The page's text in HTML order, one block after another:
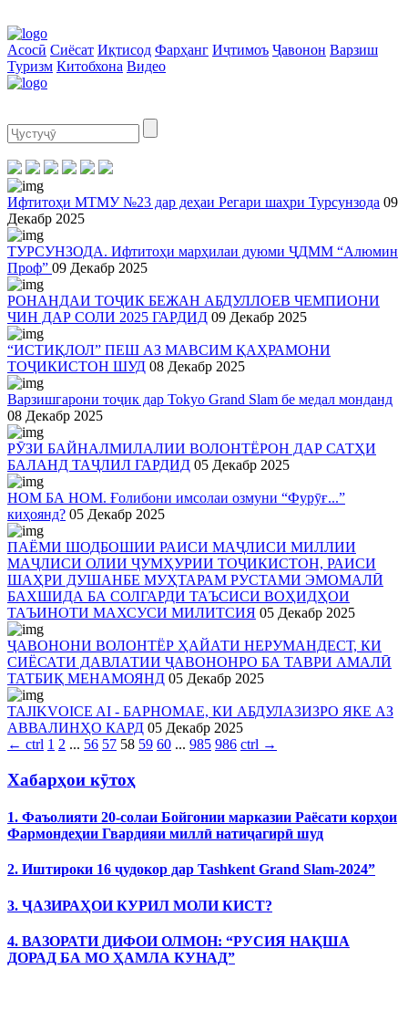
Асосӣ Сиёсат Иқтисод Фарҳанг Иҷтимоъ Ҷавонон Варзиш
Туризм Китобхона Видео
Ифтитоҳи МТМУ №23 дар деҳаи Регари шаҳри Турсунзода 09
Декабр 2025
ТУРСУНЗОДА. Ифтитоҳи марҳилаи дуюми ҶДММ “Алюмин
Проф” 09 Декабр 2025
РОНАНДАИ ТОҶИК БЕЖАН АБДУЛЛОЕВ ЧЕМПИОНИ
ЧИН ДАР СОЛИ 2025 ГАРДИД 09 Декабр 2025
“ИСТИҚЛОЛ” ПЕШ АЗ МАВСИМ ҚАҲРАМОНИ
ТОҶИКИСТОН ШУД 08 Декабр 2025
Варзишгарони тоҷик дар Tokyo Grand Slam бе медал монданд
08 Декабр 2025
РӮЗИ БАЙНАЛМИЛАЛИИ ВОЛОНТЁРОН ДАР САТҲИ
БАЛАНД ТАҶЛИЛ ГАРДИД 05 Декабр 2025
НОМ БА НОМ. Ғолибони имсолаи озмуни “Фурӯғ...”
киҳоянд? 05 Декабр 2025
ПАЁМИ ШОДБОШИИ РАИСИ МАҶЛИСИ МИЛЛИИ
МАҶЛИСИ ОЛИИ ҶУМҲУРИИ ТОҶИКИСТОН, РАИСИ
ШАҲРИ ДУШАНБЕ МУҲТАРАМ РУСТАМИ ЭМОМАЛӢ
БАХШИДА БА СОЛГАРДИ ТАЪСИСИ ВОҲИДҲОИ
ТАЪИНОТИ МАХСУСИ МИЛИТСИЯ 05 Декабр 2025
ҶАВОНОНИ ВОЛОНТЁР ҲАЙАТИ НЕРУМАНДЕСТ, КИ
СИЁСАТИ ДАВЛАТИИ ҶАВОНОНРО БА ТАВРИ АМАЛӢ
ТАТБИҚ МЕНАМОЯНД 05 Декабр 2025
TAJIKVOICE AI - БАРНОМАЕ, КИ АБДУЛАЗИЗРО ЯКЕ АЗ
АВВАЛИНҲО КАРД 05 Декабр 2025
← ctrl 1 2 ... 56 57 58 59 60 ... 985 986 ctrl →
Хабарҳои кӯтоҳ
1. Фаъолияти 20-солаи Бойгонии марказии Раёсати корҳои
Фармондеҳии Гвардияи миллӣ натиҷагирӣ шуд
2. Иштироки 16 ҷудокор дар Tashkent Grand Slam-2024”
3. ҶАЗИРАҲОИ КУРИЛ МОЛИ КИСТ?
4. ВАЗОРАТИ ДИФОИ ОЛМОН: “РУСИЯ НАҚША
ДОРАД БА МО ҲАМЛА КУНАД”